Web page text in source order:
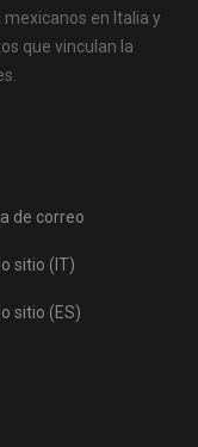
en Italia y
que vinculan la
de correo
sitio (IT)
sitio (ES)